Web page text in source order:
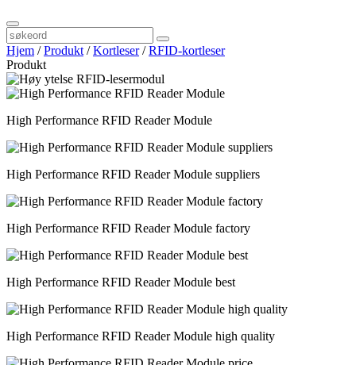
Hjem /Produkt /Kortleser/RFID-kortleser
Produkt
High Performance RFID Reader Module
High Performance RFID Reader Module suppliers
High Performance RFID Reader Module factory
High Performance RFID Reader Module best
High Performance RFID Reader Module high quality